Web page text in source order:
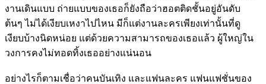
งานเดินแบบ ถ่ายแบบของเธอก็ยังถือว่าฮอตติดชั้นอยู่อันดับ
ต้นๆ ไม่ได้เงียบเหงาไปไหน มีก็แต่งานละครเพียงเท่านั้นที่ดู
เงียบบ้างนิดหน่อย แต่ด้วยความสามารถของเธอแล้ว ผู้ใหญ่ใน
วงการคงไม่ทอดทิ้งเธออย่างแน่นอน
อย่างไรก็ตามเชื่อว่าคนบันเทิง และแฟนละคร แฟนแฟชั่นของ